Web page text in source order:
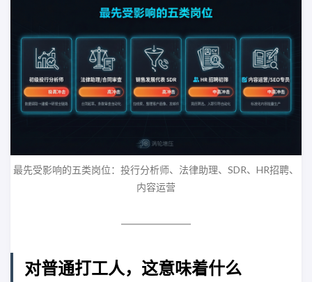
最先受影响的五类岗位：投行分析师、法律助理、SDR、HR招聘、
内容运营
对普通打工人，这意味着什么